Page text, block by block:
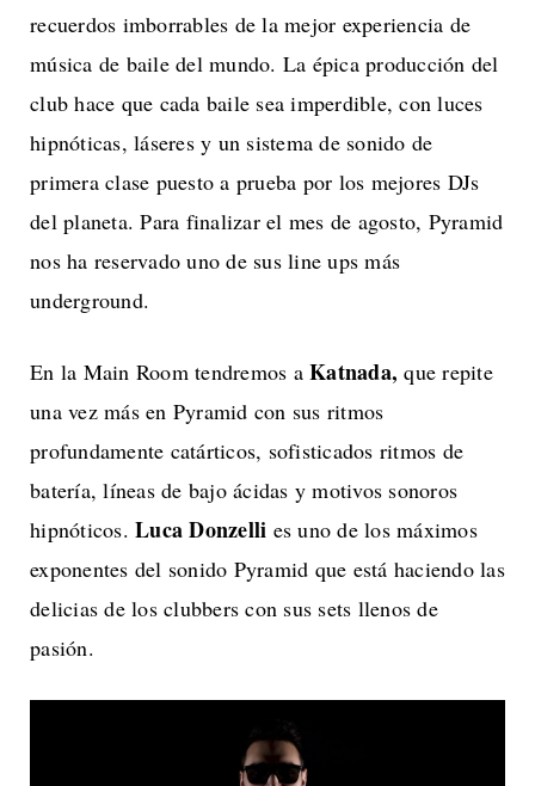
recuerdos imborrables de la mejor experiencia de
música de baile del mundo. La épica producción del
club hace que cada baile sea imperdible, con luces
hipnóticas, láseres y un sistema de sonido de
primera clase puesto a prueba por los mejores DJs
del planeta. Para finalizar el mes de agosto, Pyramid
nos ha reservado uno de sus line ups más
underground.
En la Main Room tendremos a Katnada,que repite
una vez más en Pyramid con sus ritmos
profundamente catárticos, sofisticados ritmos de
batería, líneas de bajo ácidas y motivos sonoros
hipnóticos. Luca Donzelli es uno de los máximos
exponentes del sonido Pyramid que está haciendo las
delicias de los clubbers con sus sets llenos de
pasión.